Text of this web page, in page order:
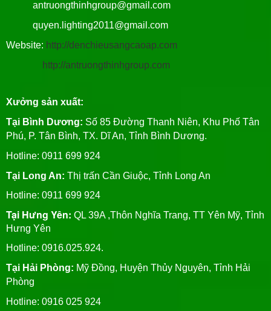
antruongthinhgroup@gmail.com
quyen.lighting2011@gmail.com
Website: http://denchieusangcaoap.com
http://antruongthinhgroup.com
Xưởng sản xuất:
Tại Bình Dương: Số 85 Đường Thanh Niên, Khu Phố Tân
Phú, P. Tân Bình, TX. Dĩ An, Tỉnh Bình Dương.
Hotline: 0911 699 924
Tại Long An: Thị trấn Cần Giuộc, Tỉnh Long An
Hotline: 0911 699 924
Tại Hưng Yên: QL 39A ,Thôn Nghĩa Trang, TT Yên Mỹ, Tỉnh
Hưng Yên
Hotline: 0916.025.924.
Tại Hải Phòng: Mỹ Đồng, Huyện Thủy Nguyên, Tỉnh Hải
Phòng
Hotline: 0916 025 924